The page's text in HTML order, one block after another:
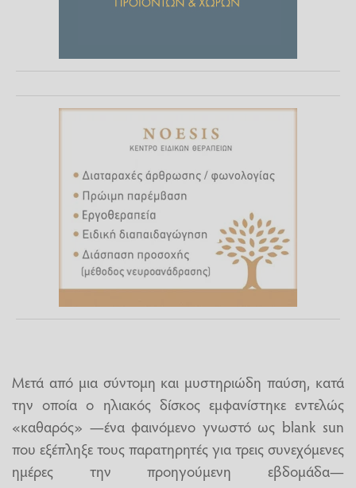
Μετά από μια σύντομη και μυστηριώδη παύση, κατά
την οποία ο ηλιακός δίσκος εμφανίστηκε εντελώς
«καθαρός» —ένα φαινόμενο γνωστό ως blank sun
που εξέπληξε τους παρατηρητές για τρεις συνεχόμενες
ημέρες την προηγούμενη εβδομάδα—